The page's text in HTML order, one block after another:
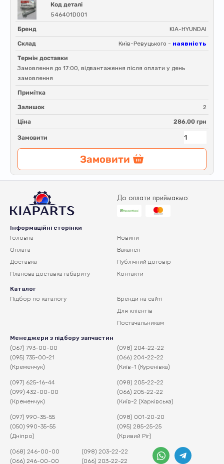
Код деталі
546401D001
Бренд KIA-HYUNDAI
Склад Київ-Ревуцького - наявність
Термін доставки
Замовлення до 17:00, відвантаження після оплати у день
замовлення
Примітка
Залишок 2
Ціна 286.00 грн
Замовити
Замовити
До оплати приймаємо:
Інформаційні сторінки
Головна
Оплата
Доставка
Планова доставка габариту
Новини
Вакансії
Публічний договір
Контакти
Каталог
Підбор по каталогу
Бренди на сайті
Для клієнтів
Постачальникам
Менеджери з підбору запчастин
(067) 793-00-00
(095) 735-00-21
(Кременчук)
(097) 625-16-44
(099) 432-00-00
(Кременчук)
(097) 990-35-55
(050) 990-35-55
(Дніпро)
(098) 204-22-22
(066) 204-22-22
(Київ-1 (Куренівка)
(098) 205-22-22
(066) 205-22-22
(Київ-2 (Харківська)
(098) 001-20-20
(095) 285-25-25
(Кривий Ріг)
(068) 246-00-00
(066) 246-00-00
(098) 203-22-22
(066) 203-22-22